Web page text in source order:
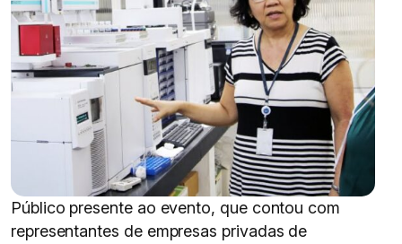
Público presente ao evento, que contou com
representantes de empresas privadas de